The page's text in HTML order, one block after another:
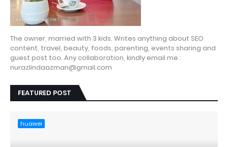
The owner, married with 3 kids. Writes anything about SEO
content, travel, beauty, foods, parenting, events sharing and
guest post too. Any collaboration, kindly email me :
nurazlindaazman@gmail.com
FEATURED POST
huawei